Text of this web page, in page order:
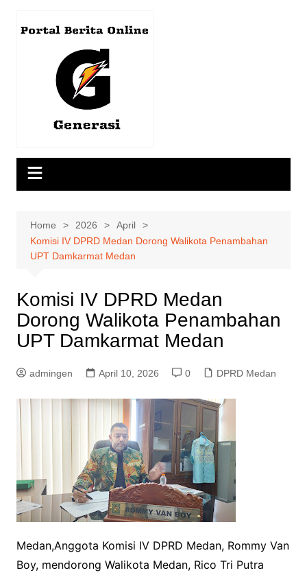
Home 2026
April
Komisi IV DPRD Medan Dorong Walikota Penambahan
UPT Damkarmat Medan
Komisi IV DPRD Medan
Dorong Walikota Penambahan
UPT Damkarmat Medan
admingen April 10, 2026 0 DPRD Medan
Medan,Anggota Komisi IV DPRD Medan, Rommy Van
Boy, mendorong Walikota Medan, Rico Tri Putra